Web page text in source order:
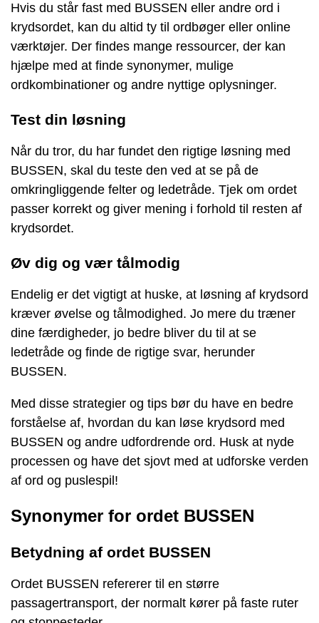
Hvis du står fast med BUSSEN eller andre ord i
krydsordet, kan du altid ty til ordbøger eller online
værktøjer. Der findes mange ressourcer, der kan
hjælpe med at finde synonymer, mulige
ordkombinationer og andre nyttige oplysninger.
Test din løsning
Når du tror, du har fundet den rigtige løsning med
BUSSEN, skal du teste den ved at se på de
omkringliggende felter og ledetråde. Tjek om ordet
passer korrekt og giver mening i forhold til resten af
krydsordet.
Øv dig og vær tålmodig
Endelig er det vigtigt at huske, at løsning af krydsord
kræver øvelse og tålmodighed. Jo mere du træner
dine færdigheder, jo bedre bliver du til at se
ledetråde og finde de rigtige svar, herunder
BUSSEN.
Med disse strategier og tips bør du have en bedre
forståelse af, hvordan du kan løse krydsord med
BUSSEN og andre udfordrende ord. Husk at nyde
processen og have det sjovt med at udforske verden
af ​​ord og puslespil!
Synonymer for ordet BUSSEN
Betydning af ordet BUSSEN
Ordet BUSSEN refererer til en større
passagertransport, der normalt kører på faste ruter